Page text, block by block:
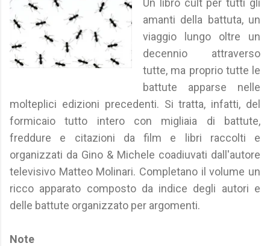
Un libro cult per tutti gli
amanti della battuta, un
viaggio lungo oltre un
decennio attraverso
tutte, ma proprio tutte le
battute apparse nelle
molteplici edizioni precedenti. Si tratta, infatti, del
formicaio tutto intero con migliaia di battute,
freddure e citazioni da film e libri raccolti e
organizzati da Gino & Michele coadiuvati dall'autore
televisivo Matteo Molinari. Completano il volume un
ricco apparato composto da indice degli autori e
delle battute organizzato per argomenti.
Note